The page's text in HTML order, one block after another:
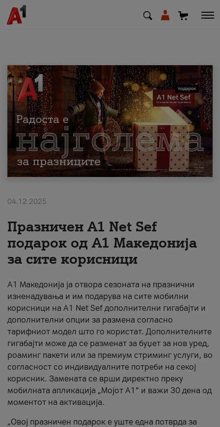
МК EN SQ
Приватни Деловни
Поддршка
Надополни кредит
За нас
#ПодобарОнлајн
04.12.2025
Празничен A1 Net Sеf
подарок од А1 Македонија
за сите корисници
А1 Македонија ја отвора сезоната на празнични
изненадувања и им подарува на сите мобилни
корисници на A1 Net Sef дополнителни гигабајти и
дополнителни опции за размена согласно
тарифниот модел што го користат. Дополнителните
гигабајти може да се разменат за буџет за нов уред,
роаминг пакети или за премиум стриминг услуги, во
согласност со индивидуалните потреби на секој
корисник. Замената се врши директно преку
мобилната апликација „Мојот А1“ и важи 30 дена од
моментот на активација.
„Овој празничен подарок е уште една потврда за